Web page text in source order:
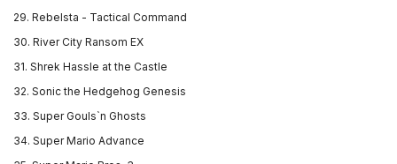
29. Rebelsta - Tactical Command
30. River City Ransom EX
31. Shrek Hassle at the Castle
32. Sonic the Hedgehog Genesis
33. Super Gouls`n Ghosts
34. Super Mario Advance